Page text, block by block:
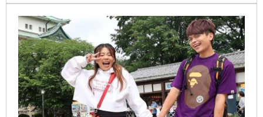
『SOU. SOU脇阪克二』與『小黃點赫威.托雷』的靈
魂。